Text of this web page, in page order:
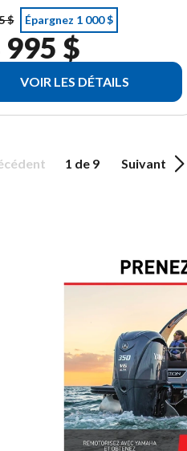
$
Épargnez 1 000 $
995 $
VOIR LES DÉTAILS
1 de 9 Suivant